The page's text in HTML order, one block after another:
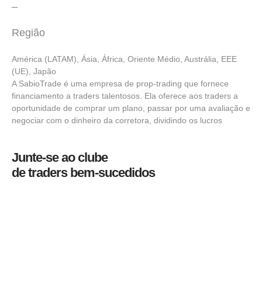
–
Região
América (LATAM), Ásia, África, Oriente Médio, Austrália, EEE
(UE), Japão
A SabioTrade é uma empresa de prop-trading que fornece
financiamento a traders talentosos. Ela oferece aos traders a
oportunidade de comprar um plano, passar por uma avaliação e
negociar com o dinheiro da corretora, dividindo os lucros
Junte-se ao clube
de traders bem-sucedidos